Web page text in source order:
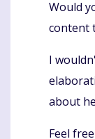
Would
content
I
about
Feel